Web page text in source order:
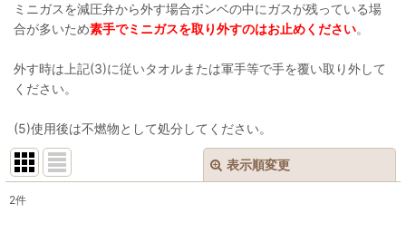
ミニガスを減圧弁から外す場合ボンベの中にガスが残っている場
合が多いため素手でミニガスを取り外すのはお止めください。
外す時は上記(3)に従いタオルまたは軍手等で手を覆い取り外して
ください。
(5)使用後は不燃物として処分してください。
表示順変更
2件